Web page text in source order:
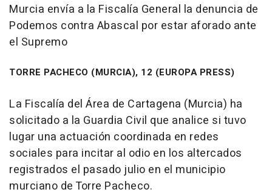
Murcia envía a la Fiscalía General la denuncia de
Podemos contra Abascal por estar aforado ante
el Supremo
TORRE PACHECO (MURCIA), 12 (EUROPA PRESS)
La Fiscalía del Área de Cartagena (Murcia) ha
solicitado a la Guardia Civil que analice si tuvo
lugar una actuación coordinada en redes
sociales para incitar al odio en los altercados
registrados el pasado julio en el municipio
murciano de Torre Pacheco.